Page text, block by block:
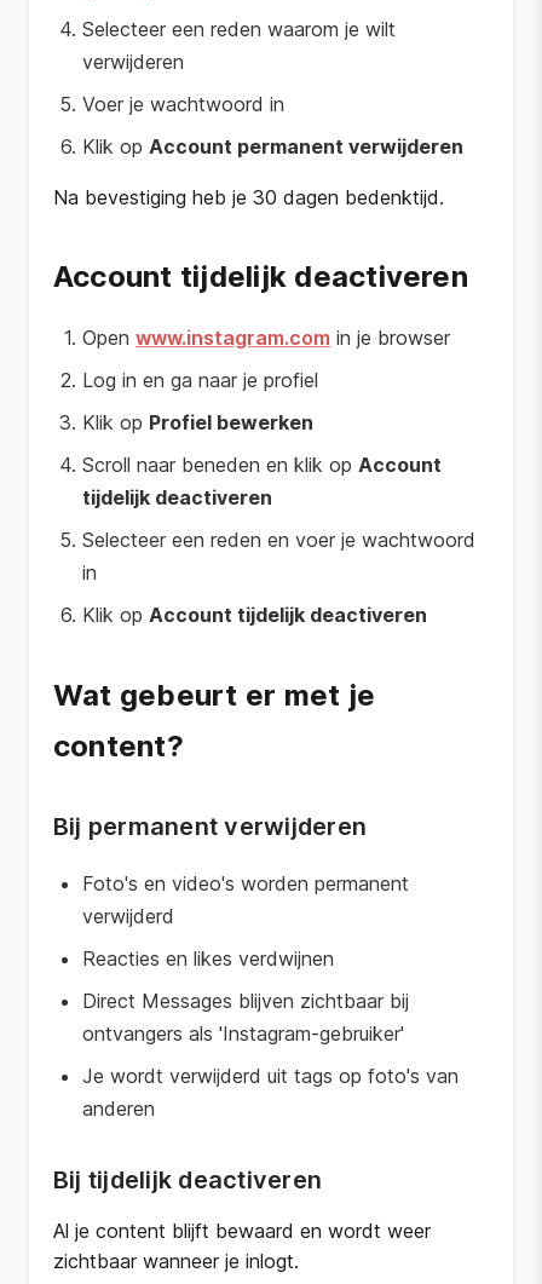
Selecteer een reden waarom je wilt
verwijderen
Voer je wachtwoord in
Klik op Account permanent verwijderen
Na bevestiging heb je 30 dagen bedenktijd.
Account tijdelijk deactiveren
Open www.instagram.com in je browser
Log in en ga naar je profiel
Klik op Profiel bewerken
Scroll naar beneden en klik op Account
tijdelijk deactiveren
Selecteer een reden en voer je wachtwoord
in
Klik op Account tijdelijk deactiveren
Wat gebeurt er met je
content?
Bij permanent verwijderen
Foto's en video's worden permanent
verwijderd
Reacties en likes verdwijnen
Direct Messages blijven zichtbaar bij
ontvangers als 'Instagram-gebruiker'
Je wordt verwijderd uit tags op foto's van
anderen
Bij tijdelijk deactiveren
Al je content blijft bewaard en wordt weer
zichtbaar wanneer je inlogt.